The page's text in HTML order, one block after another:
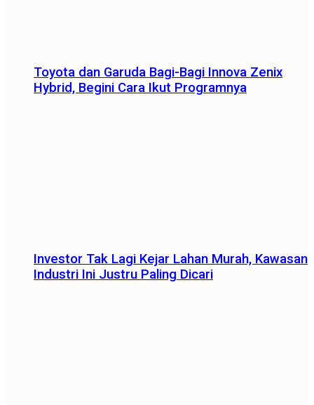
Toyota dan Garuda Bagi-Bagi Innova Zenix
Hybrid, Begini Cara Ikut Programnya
Investor Tak Lagi Kejar Lahan Murah, Kawasan
Industri Ini Justru Paling Dicari